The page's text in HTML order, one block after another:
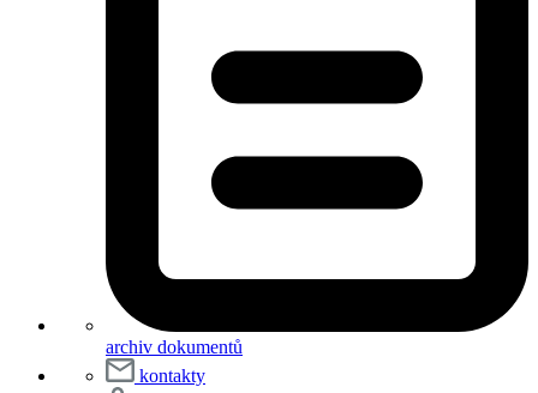
archiv dokumentů
kontakty